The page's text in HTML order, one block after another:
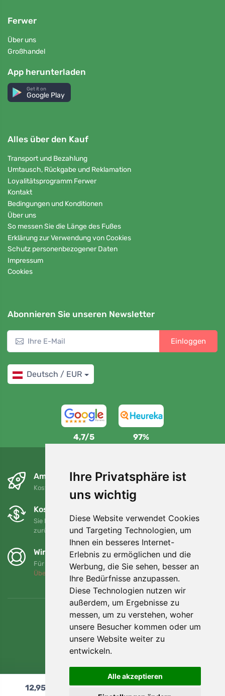
Ihre Privatsphäre ist
uns wichtig
Diese Website verwendet Cookies
und Targeting Technologien, um
Ihnen ein besseres Internet-
Erlebnis zu ermöglichen und die
Werbung, die Sie sehen, besser an
Ihre Bedürfnisse anzupassen.
Diese Technologien nutzen wir
außerdem, um Ergebnisse zu
messen, um zu verstehen, woher
unsere Besucher kommen oder um
unsere Website weiter zu
entwickeln.
Alle akzeptieren
Ferwer
Über uns
Großhandel
App herunterladen
Get it on
Google Play
Alles über den Kauf
Transport und Bezahlung
Umtausch, Rückgabe und Reklamation
Loyalitätsprogramm Ferwer
Kontakt
Bedingungen und Konditionen
Über uns
So messen Sie die Länge des Fußes
Erklärung zur Verwendung von Cookies
Schutz personenbezogener Daten
Impressum
Cookies
Abonnieren Sie unseren Newsletter
Einloggen
Deutsch / EUR
4,7/5 97%
Am nächsten Tag und kostenlos
Kostenloser Versand für Bestellungen über 80 EUR
Kostenloser Umtausch und Rückgabe
Sie können Ihre Bestellung jederzeit innerhalb von 90 Tagen
zurückgeben oder umtauschen.
Wir unterstützen Trees.org
Für jede Bestellung pflanzen wir einen Baum! Mehr lesen
Über uns
12,95 In den Warenkorb